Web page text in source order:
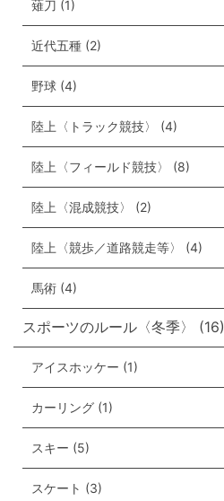
薙刀 (1)
近代五種 (2)
野球 (4)
陸上〈トラック競技〉 (4)
陸上〈フィールド競技〉 (8)
陸上〈混成競技〉 (2)
陸上〈競歩／道路競走等〉 (4)
馬術 (4)
スポーツのルール〈冬季〉 (16)
アイスホッケー (1)
カーリング (1)
スキー (5)
スケート (3)